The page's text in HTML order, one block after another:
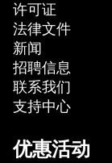
许可证
法律文件
新闻
招聘信息
联系我们
支持中心
优惠活动